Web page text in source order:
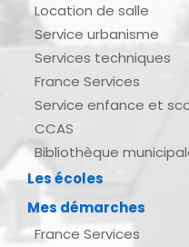
Location de salle
Service urbanisme
Services techniques
France Services
Service enfance et
CCAS
Bibliothèque
Les écoles
Mes démarches
France Services